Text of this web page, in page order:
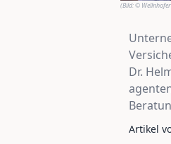
(Bild:©
Dr.
Artikel